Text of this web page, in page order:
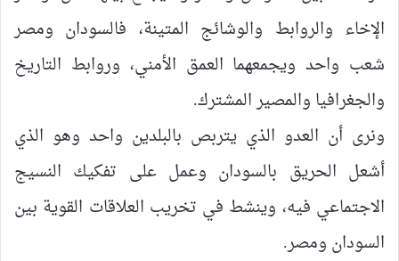
الإخاء والروابط والوشائج المتينة، فالسودان ومصر
شعب واحد ويجمعهما العمق الأمني، وروابط التاريخ
والجغرافيا والمصير المشترك.
ونرى أن العدو الذي يتربص بالبلدين واحد وهو الذي
أشعل الحريق بالسودان وعمل على تفكيك النسيج
الاجتماعي فيه، وينشط في تخريب العلاقات القوية بين
السودان ومصر.